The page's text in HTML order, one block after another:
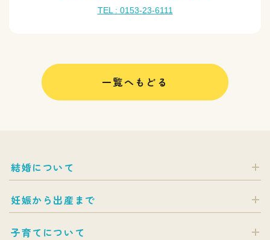
TEL : 0153-23-6111
一覧へもどる
結婚について
妊娠から出産まで
子育てについて